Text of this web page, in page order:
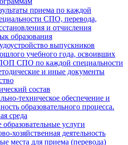
приема по каждой
СПО, перевода,
и отчисления
образования
выпускников
учебного года, освоивших
СПО по каждой специальности
и иные документы
состав
техническое обеспечение и
образовательного процесса.
среда
услуги
хозяйственная деятельность
места для приема (перевода)